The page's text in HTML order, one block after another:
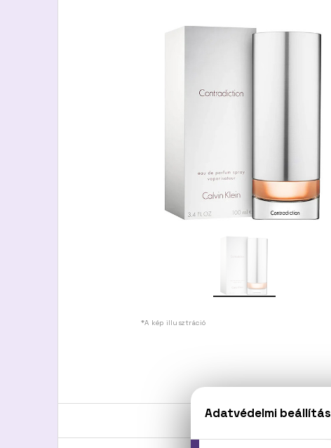
*A kép illusztráció